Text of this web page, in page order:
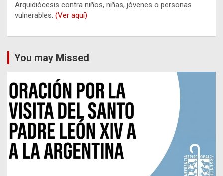
Arquidiócesis contra niños, niñas, jóvenes o personas
vulnerables. (Ver aquí)
You may Missed